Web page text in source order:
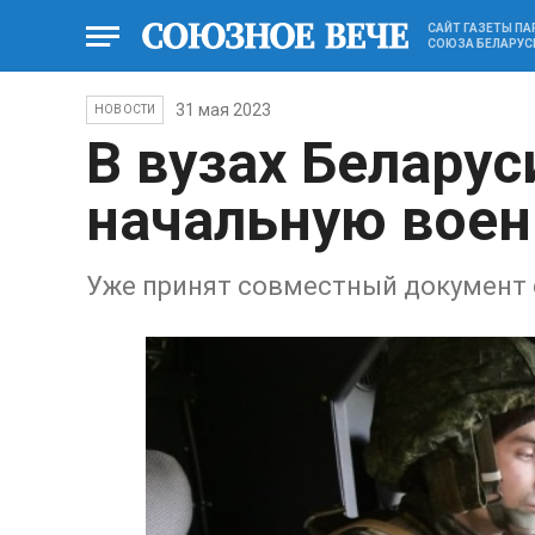
САЙТ ГАЗЕТЫ
СОЮЗА
НОВОСТИ 31 мая 2023
В вузах
начальную
Уже принят совместный